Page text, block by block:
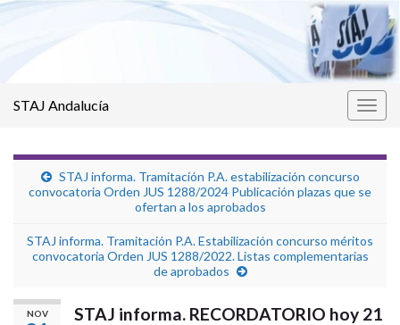
STAJ Andalucía
STAJ informa. Tramitación P.A. estabilización concurso
convocatoria Orden JUS 1288/2024 Publicación plazas que se
ofertan a los aprobados
STAJ informa. Tramitación P.A. Estabilización concurso méritos
convocatoria Orden JUS 1288/2022. Listas complementarias
de aprobados
NOV
STAJ informa. RECORDATORIO hoy 21